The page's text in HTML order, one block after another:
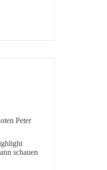
Peter
schauen